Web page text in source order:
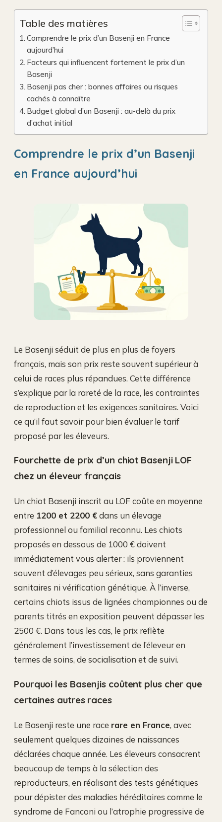
Table des matières
Comprendre le prix d’un Basenji en France
aujourd’hui
Facteurs qui influencent fortement le prix d’un
Basenji
Basenji pas cher : bonnes affaires ou risques
cachés à connaître
Budget global d’un Basenji : au-delà du prix
d’achat initial
Comprendre le prix d’un Basenji
en France aujourd’hui
Le Basenji séduit de plus en plus de foyers
français, mais son prix reste souvent supérieur à
celui de races plus répandues. Cette différence
s’explique par la rareté de la race, les contraintes
de reproduction et les exigences sanitaires. Voici
ce qu’il faut savoir pour bien évaluer le tarif
proposé par les éleveurs.
Fourchette de prix d’un chiot Basenji LOF
chez un éleveur français
Un chiot Basenji inscrit au LOF coûte en moyenne
entre 1200 et 2200 €dans un élevage
professionnel ou familial reconnu. Les chiots
proposés en dessous de 1000 € doivent
immédiatement vous alerter : ils proviennent
souvent d’élevages peu sérieux, sans garanties
sanitaires ni vérification génétique. À l’inverse,
certains chiots issus de lignées championnes ou de
parents titrés en exposition peuvent dépasser les
2500 €. Dans tous les cas, le prix reflète
généralement l’investissement de l’éleveur en
termes de soins, de socialisation et de suivi.
Pourquoi les Basenjis coûtent plus cher que
certaines autres races
Le Basenji reste une race rare en France, avec
seulement quelques dizaines de naissances
déclarées chaque année. Les éleveurs consacrent
beaucoup de temps à la sélection des
reproducteurs, en réalisant des tests génétiques
pour dépister des maladies héréditaires comme le
syndrome de Fanconi ou l’atrophie progressive de